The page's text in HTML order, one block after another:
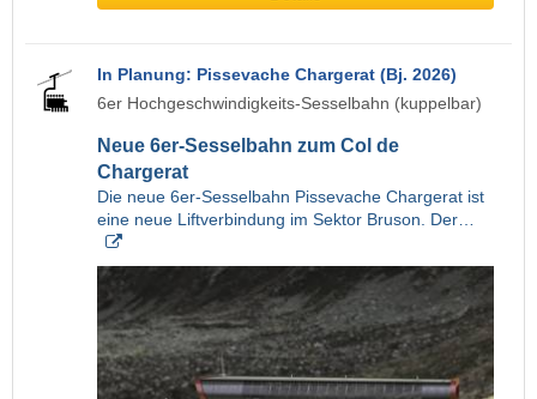
In Planung: Pissevache Chargerat (Bj. 2026)
6er Hochgeschwindigkeits-Sesselbahn (kuppelbar)
Neue 6er-Sesselbahn zum Col de
Chargerat
Die neue 6er-Sesselbahn Pissevache Chargerat ist
eine neue Liftverbindung im Sektor Bruson. Der…